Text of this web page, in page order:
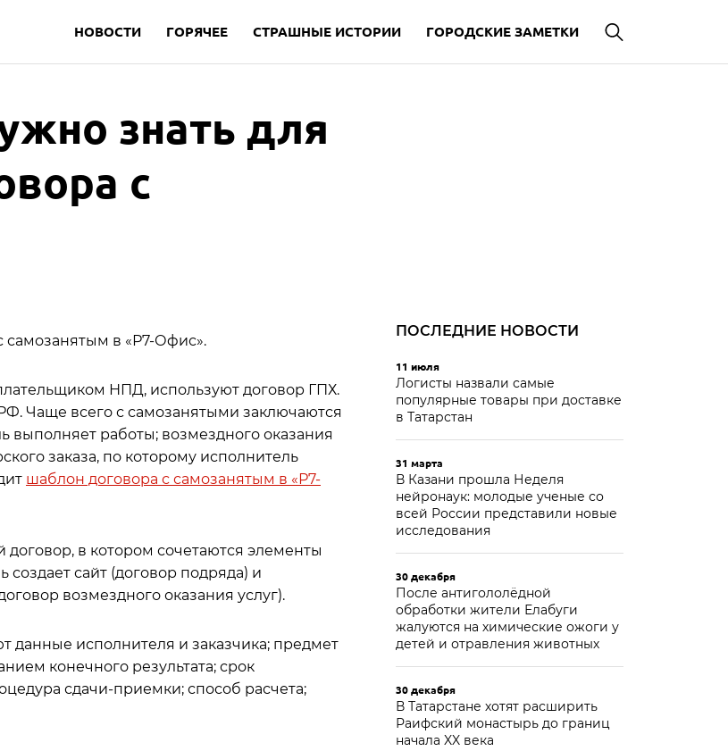
НОВОСТИ ГОРЯЧЕЕ СТРАШНЫЕ ИСТОРИИ ГОРОДСКИЕ ЗАМЕТКИ
знать для
с
самозанятым в «Р7-Офис».
НПД, используют договор ГПХ.
Чаще всего с самозанятыми заключаются
выполняет работы; возмездного оказания
заказа, по которому исполнитель
шаблон договора с самозанятым в «Р7-
в котором сочетаются элементы
сайт (договор подряда) и
возмездного оказания услуг).
данные исполнителя и заказчика; предмет
конечного результата; срок
сдачи-приемки; способ расчета;
ПОСЛЕДНИЕ НОВОСТИ
11 июля
Логисты назвали самые
популярные товары при доставке
в Татарстан
31 марта
В Казани прошла Неделя
нейронаук: молодые ученые со
всей России представили новые
исследования
30 декабря
После антигололёдной
обработки жители Елабуги
жалуются на химические ожоги у
детей и отравления животных
30 декабря
В Татарстане хотят расширить
Раифский монастырь до границ
начала XX века